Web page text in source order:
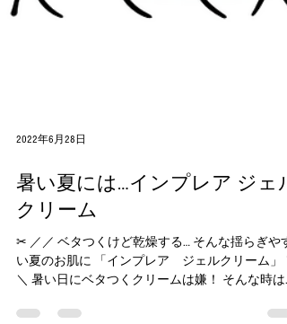
2022年6月28日
暑い夏には…インプレア ジェル
クリーム
✂︎ ／／ ベタつくけど乾燥する… そんな揺らぎやす
＼ 暑い日にベタつくクリームは嫌！ そんな時は